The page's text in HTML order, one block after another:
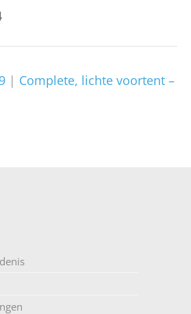
| Complete, lichte voortent –